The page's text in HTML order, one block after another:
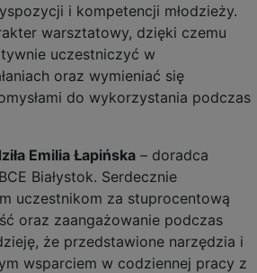
i kompetencji młodzieży.
warsztatowy, dzięki czemu
uczestniczyć w
oraz wymieniać się
do wykorzystania podczas
Emilia Łapińska – doradca
Białystok. Serdecznie
uczestnikom za stuprocentową
oraz zaangażowanie podczas
że przedstawione narzędzia i
wsparciem w codziennej pracy z